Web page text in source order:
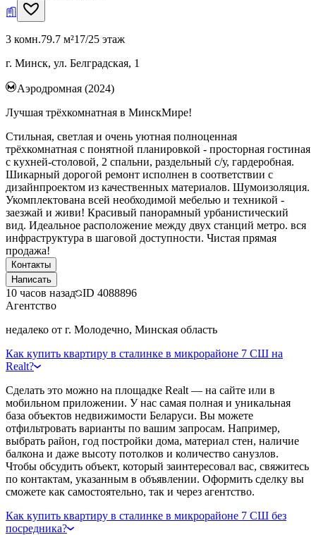
3 комн.79.7 м²17/25 этаж
г. Минск, ул. Белградская, 1
Аэродромная (2024)
Лучшая трёхкомнатная в МинскМире!
Стильная, светлая и очень уютная полноценная
трёхкомнатная с понятной планировкой - просторная гостиная
с кухней-столовой, 2 спальни, раздельный с/у, гардеробная.
Шикарный дорогой ремонт исполнен в соответствии с
дизайнпроектом из качественных материалов. Шумоизоляция.
Укомплектована всей необходимой мебелью и техникой -
заезжай и живи! Красивый панорамный урбанистический
вид. Идеальное расположение между двух станций метро. вся
инфраструктура в шаговой доступности. Чистая прямая
продажа!
Контакты
Написать
10 часов назад ID 4088896
Агентство
недалеко от г. Молодечно, Минская область
Как купить квартиру в сталинке в микрорайоне 7 СШ на
Realt?
Сделать это можно на площадке Realt — на сайте или в
мобильном приложении. У нас самая полная и уникальная
база объектов недвижимости Беларуси. Вы можете
отфильтровать варианты по вашим запросам. Например,
выбрать район, год постройки дома, материал стен, наличие
балкона и даже высоту потолков и количество санузлов.
Чтобы обсудить объект, который заинтересовал вас, свяжитесь
по контактам, указанным в объявлении. Оформить сделку вы
сможете как самостоятельно, так и через агентство.
Как купить квартиру в сталинке в микрорайоне 7 СШ без
посредника?